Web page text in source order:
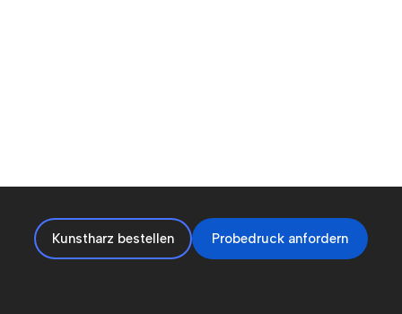
Kunstharz bestellen Probedruck anfordern